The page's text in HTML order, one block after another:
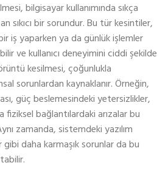
bilgisayar kullanımında sıkça
sıkıcı bir sorundur. Bu tür kesintiler,
iş yaparken ya da günlük işlemler
ve kullanıcı deneyimini ciddi şekilde
kesilmesi, çoğunlukla
sorunlardan kaynaklanır. Örneğin,
güç beslemesindeki yetersizlikler,
bağlantılardaki arızalar bu
zamanda, sistemdeki yazılım
gibi daha karmaşık sorunlar da bu